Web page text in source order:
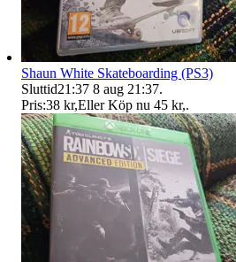
Shaun White Skateboarding (PS3)
Sluttid21:37 8 aug 21:37.
Pris:38 kr,Eller Köp nu 45 kr,.